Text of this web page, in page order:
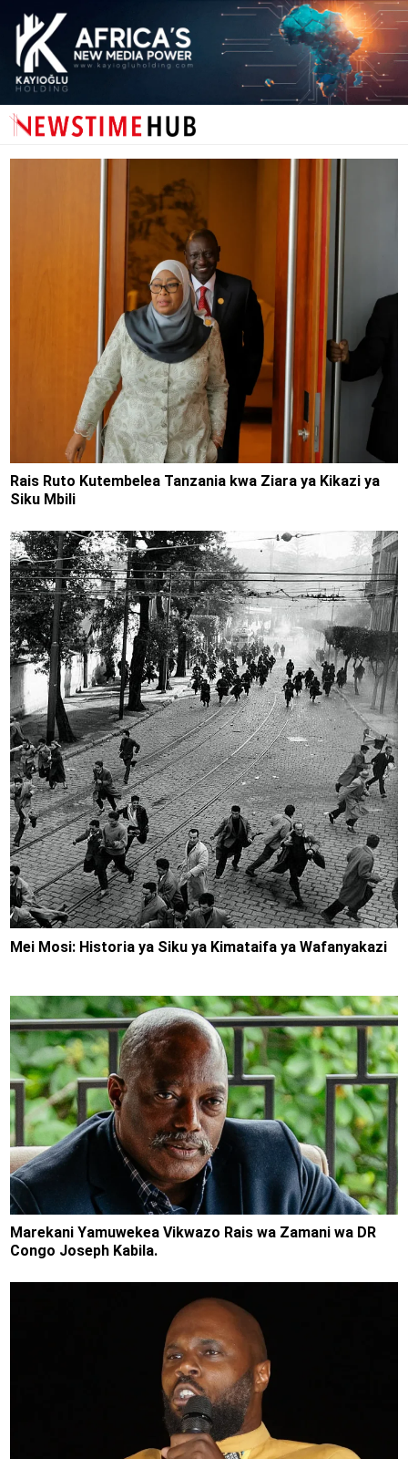
Rais Ruto Kutembelea Tanzania kwa Ziara ya Kikazi ya
Siku Mbili
Mei Mosi: Historia ya Siku ya Kimataifa ya Wafanyakazi
Marekani Yamuwekea Vikwazo Rais wa Zamani wa DR
Congo Joseph Kabila.